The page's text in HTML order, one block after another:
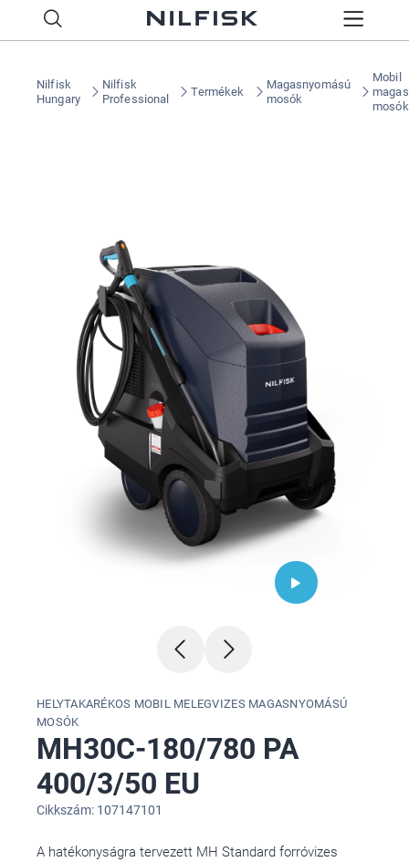
Nilfisk
Hungary
Nilfisk
Professional
Termékek
Magasnyomású
mosók
Mobil
mosók
HELYTAKARÉKOS MOBIL MELEGVIZES MAGASNYOMÁSÚ
MOSÓK
MH30C-180/780 PA
400/3/50 EU
Cikkszám: 107147101
A hatékonyságra tervezett MH Standard forróvizes